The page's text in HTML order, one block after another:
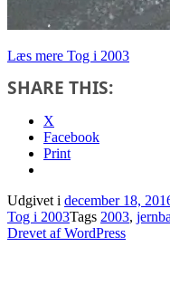
Læs mere Tog i 2003
SHARE THIS:
X
Facebook
Print
Udgivet i december 18,
Tog i 2003Tags 2003,
Drevet af WordPress